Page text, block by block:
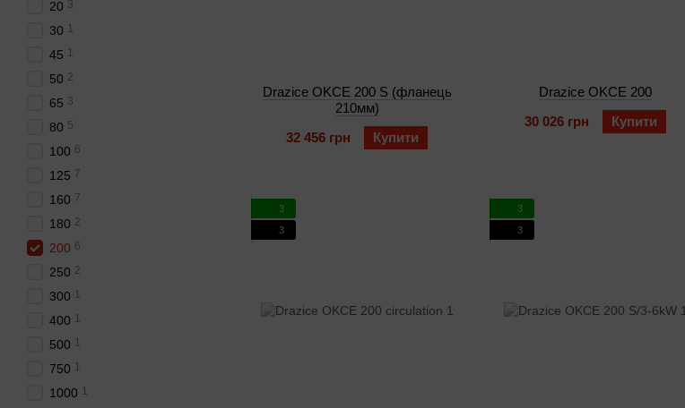
Drazice OKCE 200 S (фланець
210мм)
32 456 грн
Купити
Drazice OKCE 200
30 026 грн
Купити
3
3
3
3
20 3
30 1
45 1
50 2
65 3
80 5
100 6
125 7
160 7
180 2
200 6
250 2
300 1
400 1
500 1
750 1
1000 1